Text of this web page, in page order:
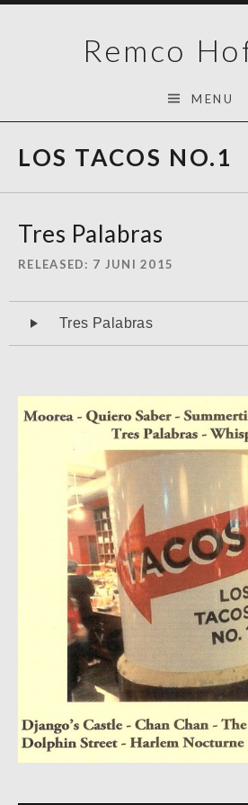
Remco
MENU
LOS TACOS NO.1
Tres Palabras
RELEASED 7 JUNI 2015
AudiospelerTres Palabras